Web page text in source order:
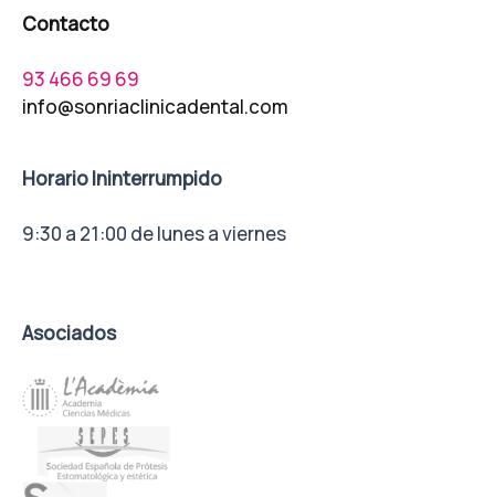
Contacto
93 466 69 69
info@sonriaclinicadental.com
Horario Ininterrumpido
9:30 a 21:00 de lunes a viernes
Asociados